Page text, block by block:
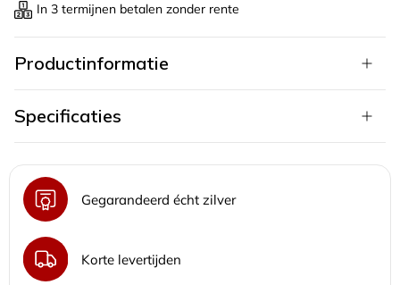
In 3 termijnen betalen zonder rente
Productinformatie
Specificaties
Gegarandeerd écht zilver
Korte levertijden